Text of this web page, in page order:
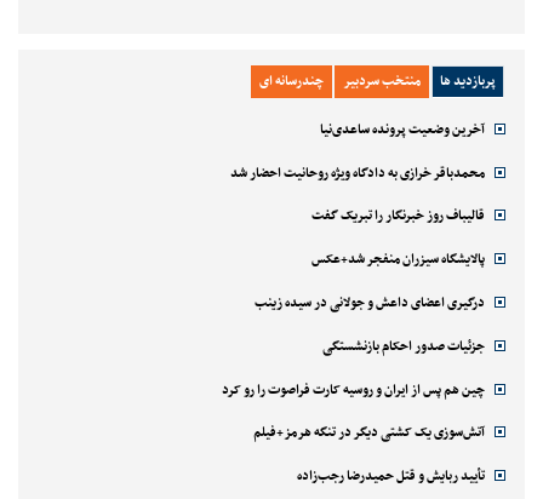
پربازدید ها منتخب سردبیر چندرسانه ای
آخرین وضعیت پرونده ساعدی‌نیا
محمدباقر خرازی به دادگاه ویژه روحانیت احضار شد
قالیباف روز خبرنگار را تبریک گفت
پالایشگاه سیزران منفجر شد+عکس
درگیری اعضای داعش و جولانی در سیده زینب
جزئیات صدور احکام بازنشستگی
چین هم پس از ایران و روسیه کارت فراصوت را رو کرد
آتش‌سوزی یک کشتی دیگر در تنگه هرمز+فیلم
تأیید ربایش و قتل حمیدرضا رجب‌زاده